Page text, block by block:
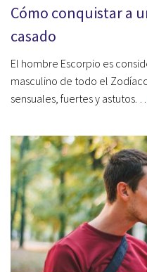
Cómo conquistar a
casado
El hombre Escorpio es
masculino de todo el
sensuales, fuertes y astutos. …